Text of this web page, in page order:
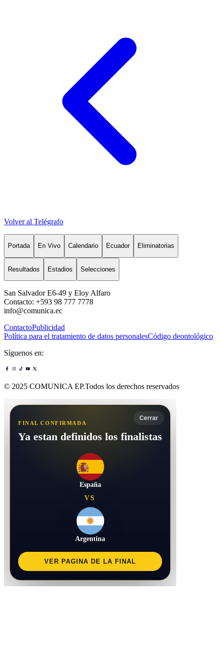
Volver al Telégrafo
Portada En Vivo Calendario Ecuador Eliminatorias
Resultados Estadios Selecciones
San Salvador E6-49 y Eloy Alfaro
Contacto: +593 98 777 7778
info@comunica.ec
ContactoPublicidad
Política para el tratamiento de datos personalesCódigo deontológico
Síguenos en:
© 2025 COMUNICA EP.Todos los derechos reservados
Cerrar
FINAL CONFIRMADA
Ya estan definidos los finalistas
España
VS
Argentina
VER PAGINA DE LA FINAL